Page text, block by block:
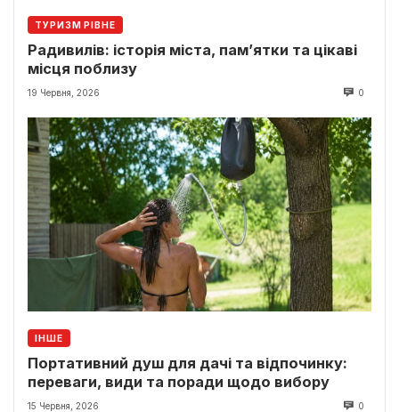
ТУРИЗМ РІВНЕ
Радивилів: історія міста, пам’ятки та цікаві
місця поблизу
19 Червня, 2026 0
ІНШЕ
Портативний душ для дачі та відпочинку:
переваги, види та поради щодо вибору
15 Червня, 2026 0